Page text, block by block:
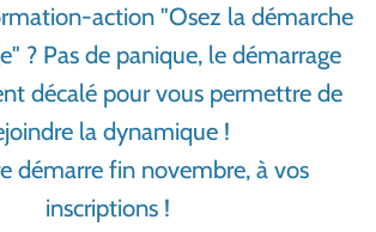
action "Osez la démarche
? Pas de panique, le démarrage
décalé pour vous permettre de
la dynamique !
démarre fin novembre, à vos
inscriptions !